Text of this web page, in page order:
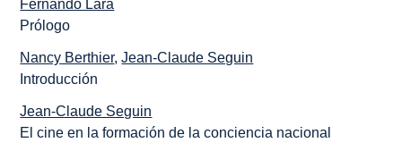
Fernando Lara
Prólogo
Nancy Berthier,Jean-Claude Seguin
Introducción
Jean-Claude Seguin
El cine en la formación de la conciencia nacional